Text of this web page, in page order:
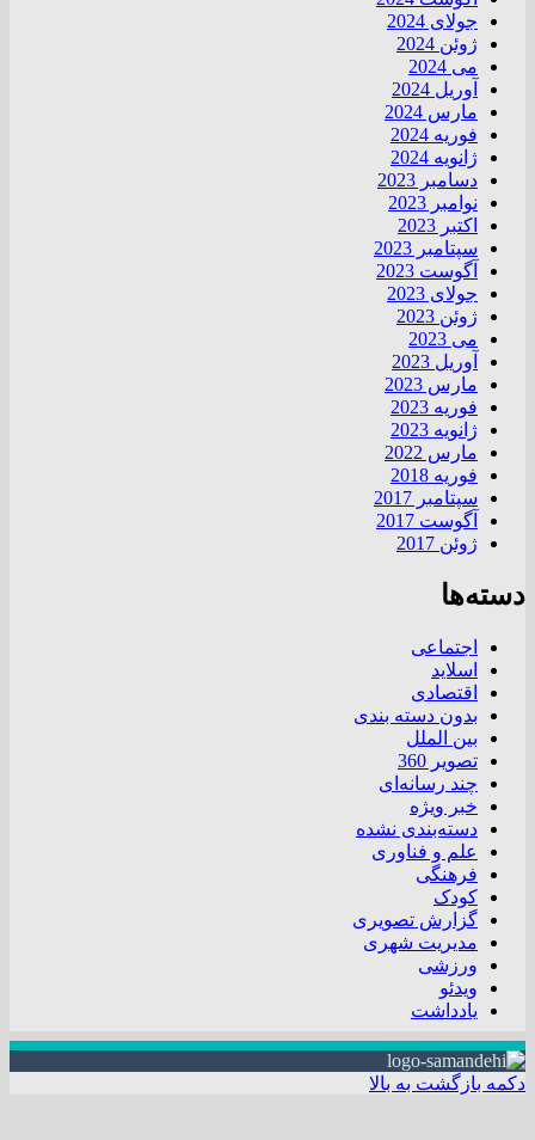
جولای 2024
ژوئن 2024
می 2024
آوریل 2024
مارس 2024
فوریه 2024
ژانویه 2024
دسامبر 2023
نوامبر 2023
اکتبر 2023
سپتامبر 2023
آگوست 2023
جولای 2023
ژوئن 2023
می 2023
آوریل 2023
مارس 2023
فوریه 2023
ژانویه 2023
مارس 2022
فوریه 2018
سپتامبر 2017
آگوست 2017
ژوئن 2017
دسته‌ها
اجتماعی
اسلاید
اقتصادی
بدون دسته بندی
بین الملل
تصویر 360
چند رسانه‌ای
خبر ویژه
دسته‌بندی نشده
علم و فناوری
فرهنگی
کودک
گزارش تصویری
مدیریت شهری
ورزشی
ویدئو
یادداشت
دکمه بازگشت به بالا